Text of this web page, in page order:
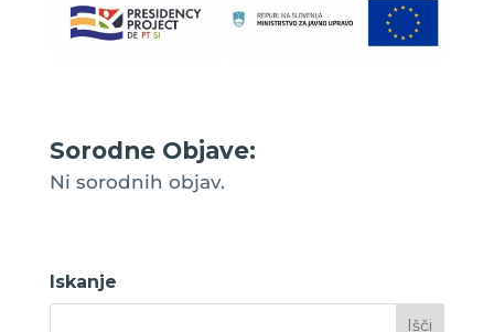
Sorodne Objave:
Ni sorodnih objav.
Iskanje